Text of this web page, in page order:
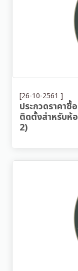
[26-10-2561 ]
ประกวดราคา
ติดตั้งสำหรับห้
2)